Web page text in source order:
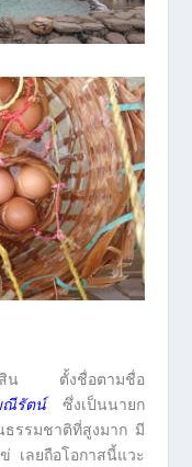
วีสิน ตั้งชื่อตามชื่อ
รัตน์
ซึ่งเป็นนายก
ธรรมชาติที่สูงมาก มี
เลยถือโอกาสนี้แวะ